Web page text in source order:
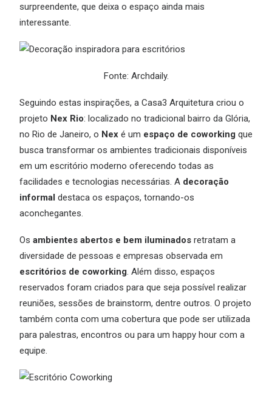
surpreendente, que deixa o espaço ainda mais
interessante.
Fonte: Archdaily.
Seguindo estas inspirações, a Casa3 Arquitetura criou o
projeto Nex Rio: localizado no tradicional bairro da Glória,
no Rio de Janeiro, o Nex é um espaço de coworking que
busca transformar os ambientes tradicionais disponíveis
em um escritório moderno oferecendo todas as
facilidades e tecnologias necessárias. A decoração
informal destaca os espaços, tornando-os
aconchegantes.
Os ambientes abertos e bem iluminados retratam a
diversidade de pessoas e empresas observada em
escritórios de coworking. Além disso, espaços
reservados foram criados para que seja possível realizar
reuniões, sessões de brainstorm, dentre outros. O projeto
também conta com uma cobertura que pode ser utilizada
para palestras, encontros ou para um happy hour com a
equipe.